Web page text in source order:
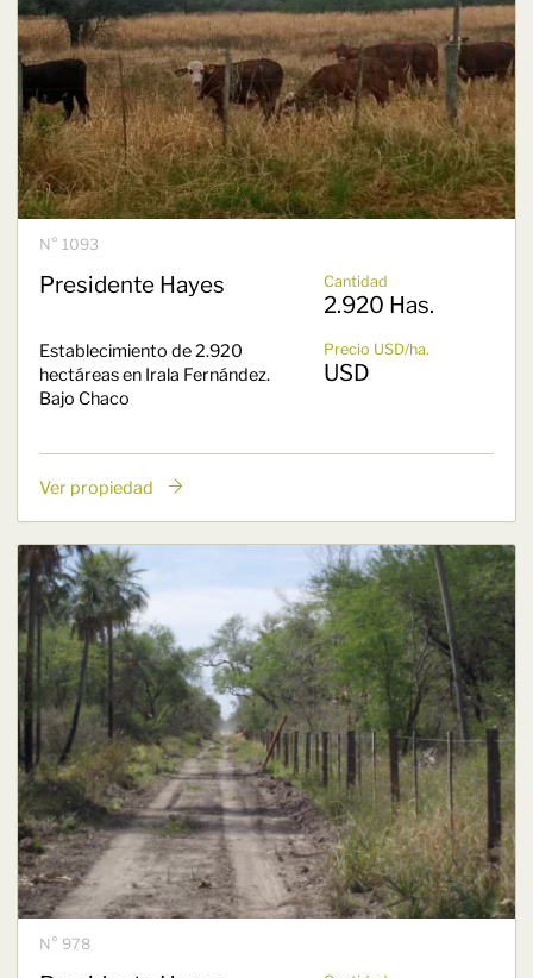
N° 1093
Presidente Hayes Cantidad
2.920 Has.
Establecimiento de 2.920
hectáreas en Irala Fernández.
Bajo Chaco
Precio USD/ha.
USD
Ver propiedad
N° 978